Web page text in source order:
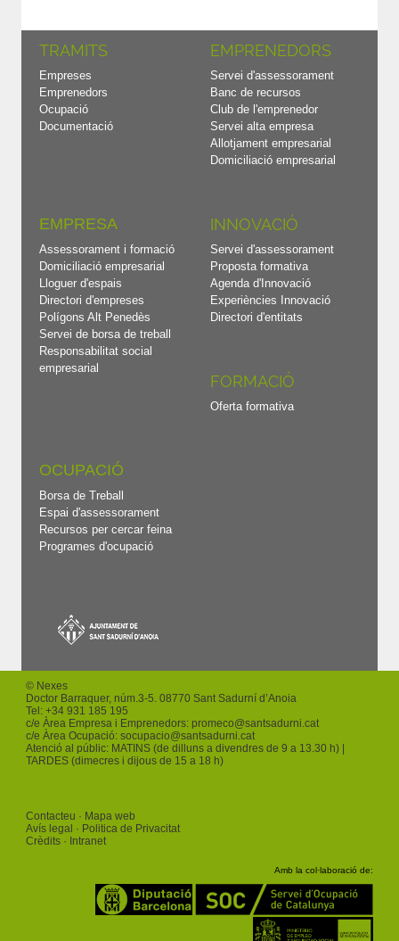
TRAMITS
Empreses
Emprenedors
Ocupació
Documentació
EMPRENEDORS
Servei d'assessorament
Banc de recursos
Club de l'emprenedor
Servei alta empresa
Allotjament empresarial
Domiciliació empresarial
EMPRESA
Assessorament i formació
Domiciliació empresarial
Lloguer d'espais
Directori d'empreses
Polígons Alt Penedès
Servei de borsa de treball
Responsabilitat social
empresarial
INNOVACIÓ
Servei d'assessorament
Proposta formativa
Agenda d'Innovació
Experiències Innovació
Directori d'entitats
FORMACIÓ
Oferta formativa
OCUPACIÓ
Borsa de Treball
Espai d'assessorament
Recursos per cercar feina
Programes d'ocupació
© Nexes
Doctor Barraquer, núm.3-5. 08770 Sant Sadurní d’Anoia
Tel: +34 931 185 195
c/e Àrea Empresa i Emprenedors: promeco@santsadurni.cat
c/e Àrea Ocupació: socupacio@santsadurni.cat
Atenció al públic: MATINS (de dilluns a divendres de 9 a 13.30 h) |
TARDES (dimecres i dijous de 15 a 18 h)
Contacteu
Mapa web
Avís legal
Politica de Privacitat
Crèdits
Intranet
Amb la col·laboració de: